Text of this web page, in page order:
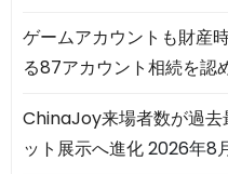
ゲームアカウントも財産
る87アカウント相続を認
ChinaJoy来場者数が過
ット展示へ進化2026年8